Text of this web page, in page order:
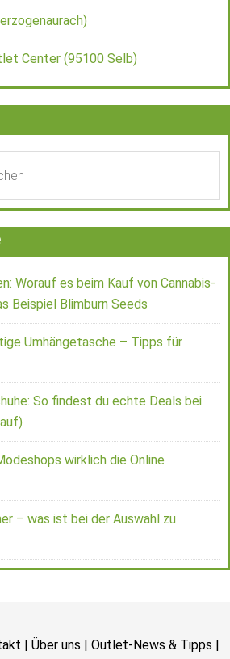
Center (95100 Selb)
Worauf es beim Kauf von Cannabis-
Beispiel Blimburn Seeds
Umhängetasche – Tipps für
So findest du echte Deals bei
wirklich die Online
– was ist bei der Auswahl zu
| Über uns | Outlet-News & Tipps |